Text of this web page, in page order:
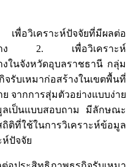
พื่อวิเคราะห์ปัจจัยที่มีผลต่อ
สร้าง 2. เพื่อวิเคราะห์
ในจังหวัดอุบลราชธานี กลุ่ม
บเหมาก่อสร้างในเขตพื้นที่
จากการสุ่มตัวอย่างแบบง่าย
ลเป็นแบบสอบถาม มีลักษณะ
ที่ใช้ในการวิเคราะห์ข้อมูล
ห์ปัจจัย